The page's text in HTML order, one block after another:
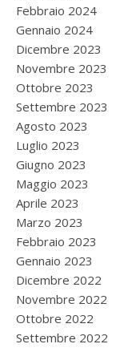
Febbraio 2024
Gennaio 2024
Dicembre 2023
Novembre 2023
Ottobre 2023
Settembre 2023
Agosto 2023
Luglio 2023
Giugno 2023
Maggio 2023
Aprile 2023
Marzo 2023
Febbraio 2023
Gennaio 2023
Dicembre 2022
Novembre 2022
Ottobre 2022
Settembre 2022